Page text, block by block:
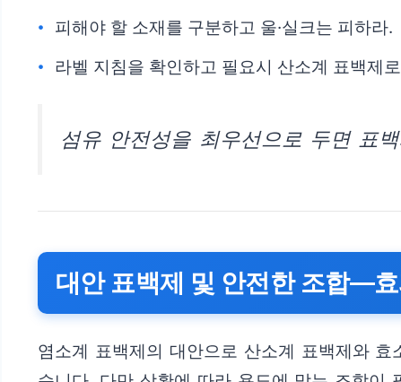
피해야 할 소재를 구분하고 울·실크는 피하라.
라벨 지침을 확인하고 필요시 산소계 표백제
섬유 안전성을 최우선으로 두면 표
대안 표백제 및 안전한 조합—
염소계 표백제의 대안으로 산소계 표백제와